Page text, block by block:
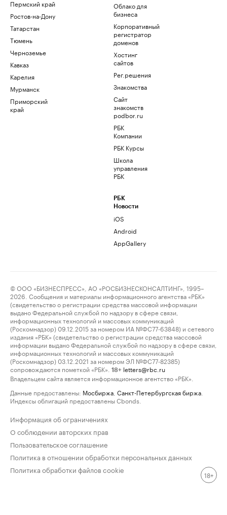
Пермский край
Ростов-на-Дону
Татарстан
Тюмень
Черноземье
Кавказ
Карелия
Мурманск
Приморский
край
Облако для
бизнеса
Корпоративный
регистратор
доменов
Хостинг
сайтов
Рег.решения
Знакомства
Сайт
знакомств
podbor.ru
РБК
Компании
РБК Курсы
Школа
управления
РБК
РБК
Новости
iOS
Android
AppGallery
© ООО «БИЗНЕСПРЕСС», АО «РОСБИЗНЕСКОНСАЛТИНГ», 1995–
2026. Сообщения и материалы информационного агентства «РБК»
(свидетельство о регистрации средства массовой информации
выдано Федеральной службой по надзору в сфере связи,
информационных технологий и массовых коммуникаций
(Роскомнадзор) 09.12.2015 за номером ИА №ФС77-63848) и сетевого
издания «РБК» (свидетельство о регистрации средства массовой
информации выдано Федеральной службой по надзору в сфере связи,
информационных технологий и массовых коммуникаций
(Роскомнадзор) 03.12.2021 за номером ЭЛ №ФС77-82385)
сопровождаются пометкой «РБК».
18+ letters@rbc.ru
Владельцем сайта является информационное агентство «РБК».
Данные предоставлены: Мосбиржа Санкт-Петербургская биржа
Индексы облигаций предоставлены Cbonds.
Информация об ограничениях
О соблюдении авторских прав
Пользовательское соглашение
Политика в отношении обработки персональных данных
Политика обработки файлов cookie
18+